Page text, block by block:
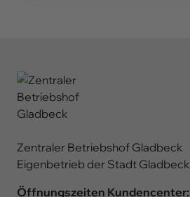
Zentraler Betriebshof Gladbeck
Eigenbetrieb der Stadt Gladbeck
Öffnungszeiten Kundencenter: